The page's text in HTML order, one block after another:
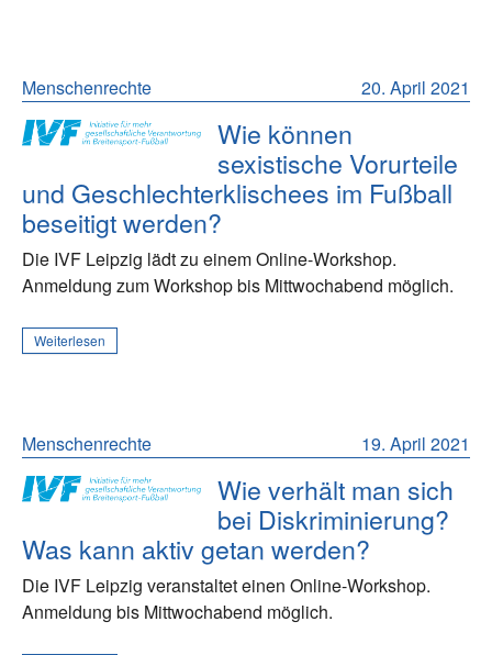
20. April 2021
Menschenrechte
Wie können
sexistische Vorurteile
und Geschlechterklischees im Fußball
beseitigt werden?
Die IVF Leipzig lädt zu einem Online-Workshop.
Anmeldung zum Workshop bis Mittwochabend möglich.
Weiterlesen
19. April 2021
Menschenrechte
Wie verhält man sich
bei Diskriminierung?
Was kann aktiv getan werden?
Die IVF Leipzig veranstaltet einen Online-Workshop.
Anmeldung bis Mittwochabend möglich.